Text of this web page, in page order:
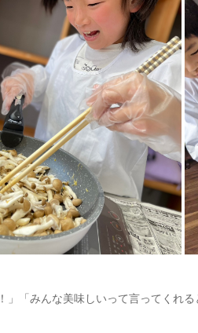
」「みんな美味しいって言ってくれ